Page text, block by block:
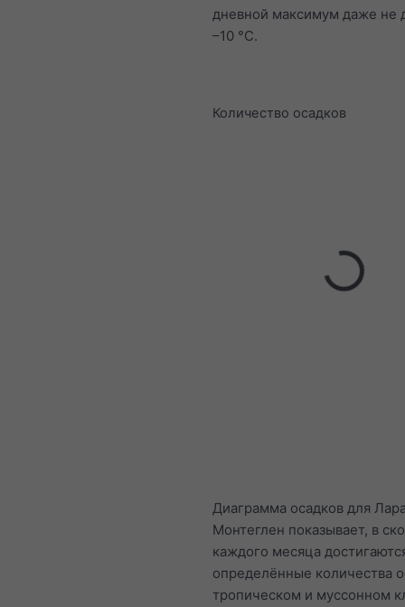
дневной максимум даже не
–10 °C.
Количество осадков
Диаграмма осадков для
Монтеглен показывает, в
каждого месяца
определённые количества
тропическом и муссонном